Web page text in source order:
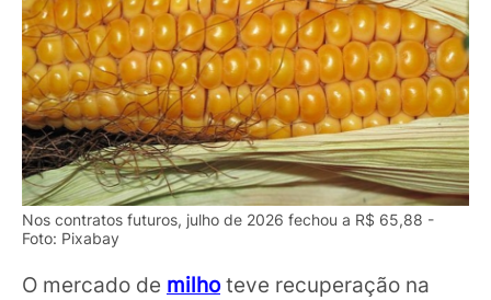
Nos contratos futuros, julho de 2026 fechou a R$ 65,88 -
Foto: Pixabay
O mercado de milhoteve recuperação na